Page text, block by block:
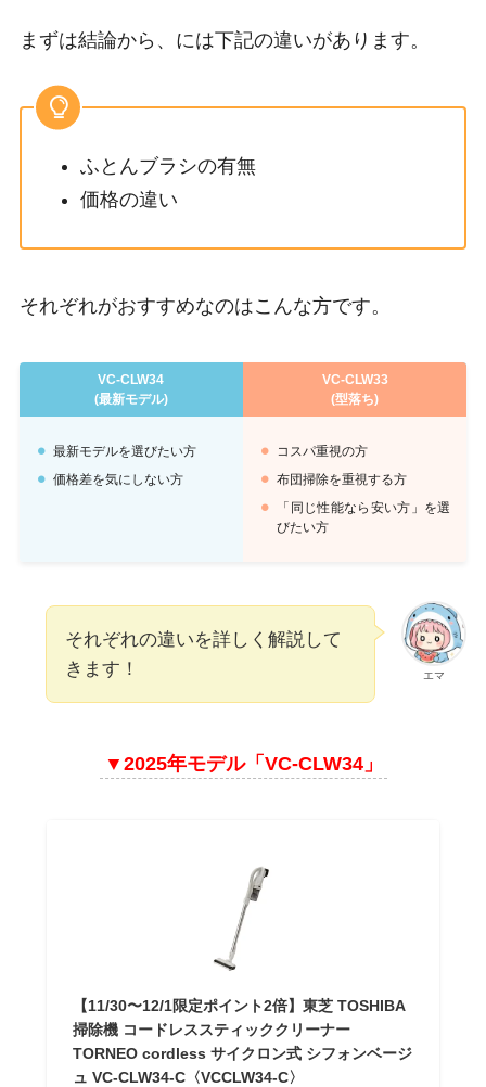
まずは結論から、には下記の違いがあります。
ふとんブラシの有無
価格の違い
それぞれがおすすめなのはこんな方です。
VC-CLW34
(最新モデル)
VC-CLW33
(型落ち)
最新モデルを選びたい方
価格差を気にしない方
コスパ重視の方
布団掃除を重視する方
「同じ性能なら安い方」を選
びたい方
エマ
それぞれの違いを詳しく解説して
きます！
▼2025年モデル「VC-CLW34」
【11/30〜12/1限定ポイント2倍】東芝 TOSHIBA
掃除機 コードレススティッククリーナー
TORNEO cordless サイクロン式 シフォンベージ
ュ VC-CLW34-C〈VCCLW34-C〉